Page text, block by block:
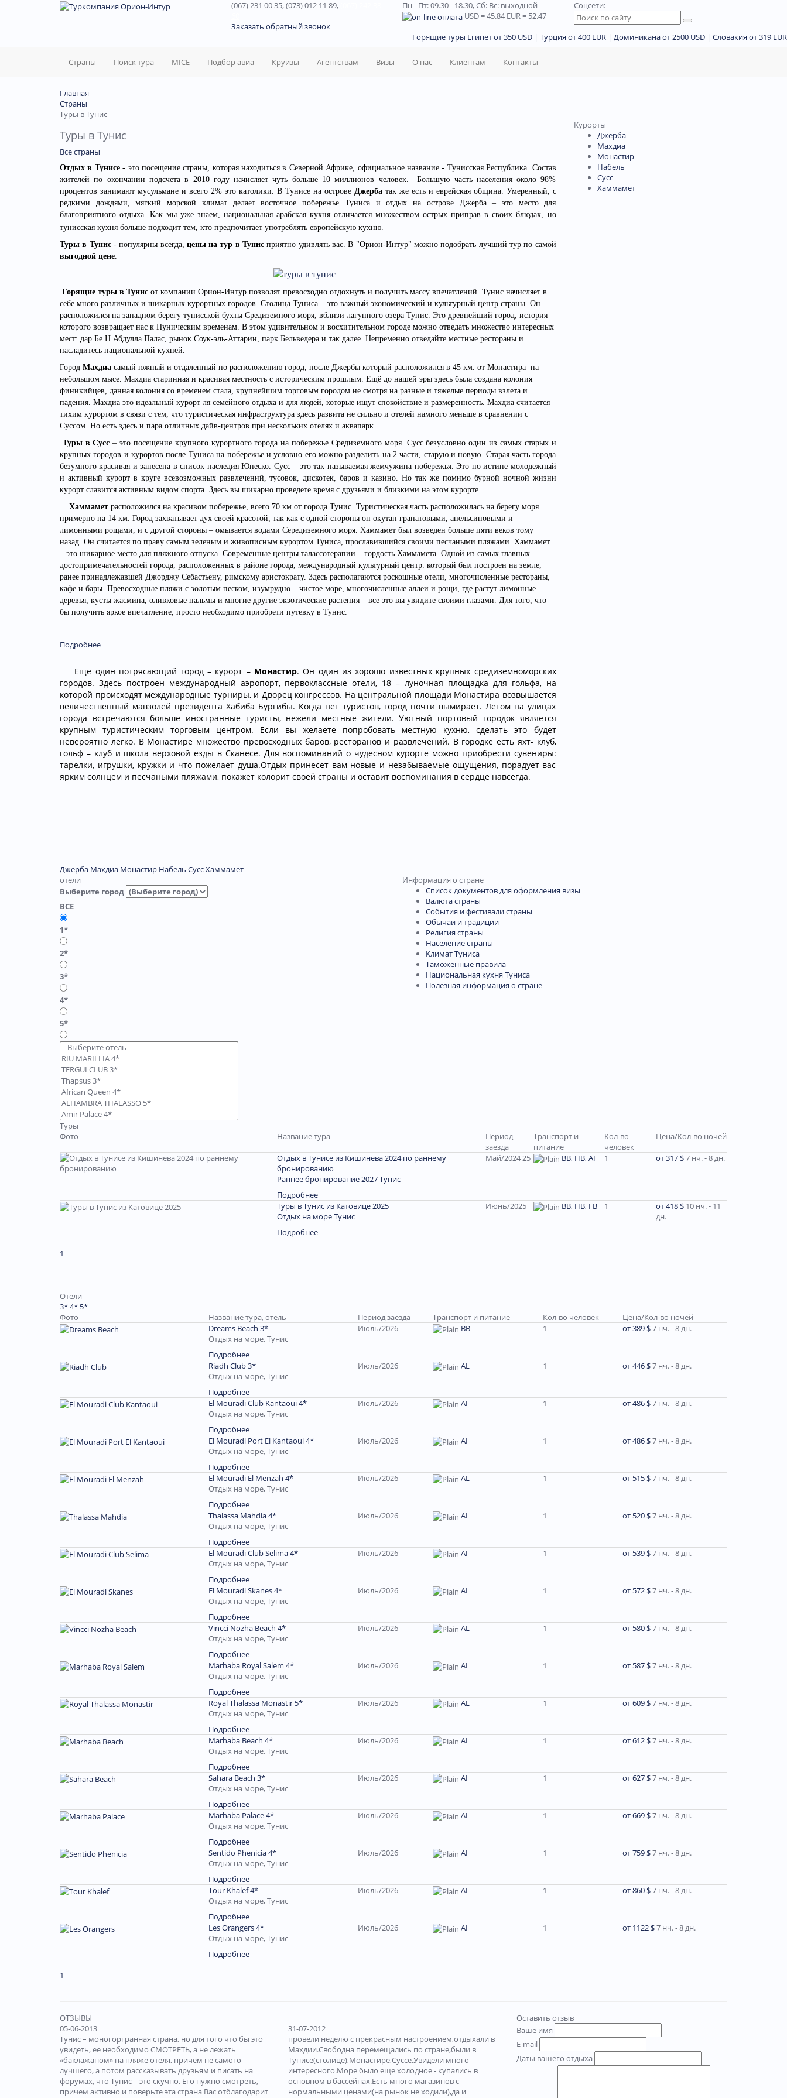
(067) 231 00 35, (073) 012 11 89,
Заказать обратный звонок
Пн - Пт: 09.30 - 18.30,Сб: Вс: выходной
USD= 45.84EUR= 52.47
Соцсети:
Горящие туры Египет от 350 USD | Турция от 400 EUR | Доминикана от 2500 USD | Словакия от 319 EUR
Страны Поиск тура MICE Подбор авиа Круизы Агентствам Визы О нас Клиентам Контакты
Главная
Страны
Туры в Тунис
Туры в Тунис
Все страны
Отдых в Тунисе- это посещение страны, которая находиться в Северной Африке, официальное название - Тунисская Республика. Состав
жителей по окончании подсчета в 2010 году начисляет чуть больше 10 миллионов человек. Большую часть населения около 98%
процентов занимают мусульмане и всего 2% это католики. В Тунисе на острове Джербатак же есть и еврейская община. Умеренный, с
редкими дождями, мягкий морской климат делает восточное побережье Туниса и отдых на острове Джерба – это место для
благоприятного отдыха. Как мы уже знаем, национальная арабская кухня отличается множеством острых приправ в своих блюдах, но
тунисская кухня больше подходит тем, кто предпочитает употреблять европейскую кухню.
Туры в Тунис- популярны всегда, цены на тур в Тунис приятно удивлять вас. В "Орион-Интур" можно подобрать лучший тур по самой
выгодной цене.
Горящие туры в Тунис от компании Орион-Интур позволят превосходно отдохнуть и получить массу впечатлений. Тунис начисляет в
себе много различных и шикарных курортных городов. Столица Туниса – это важный экономический и культурный центр страны. Он
расположился на западном берегу тунисской бухты Средиземного моря, вблизи лагунного озера Тунис. Это древнейший город, история
которого возвращает нас к Пуническим временам. В этом удивительном и восхитительном городе можно отведать множество интересных
мест: дар Бе Н Абдулла Палас, рынок Соук-эль-Аттарин, парк Бельведера и так далее. Непременно отведайте местные рестораны и
насладитесь национальной кухней.
Город Махдиа самый южный и отдаленный по расположению город, после Джербы который расположился в 45 км. от Монастира на
небольшом мысе. Махдиа старинная и красивая местность с историческим прошлым. Ещё до нашей эры здесь была создана колония
финикийцев, данная колония со временем стала, крупнейшим торговым городом не смотря на разные и тяжелые периоды взлета и
падения. Махдиа это идеальный курорт ля семейного отдыха и для людей, которые ищут спокойствие и размеренность. Махдиа считается
тихим курортом в связи с тем, что туристическая инфраструктура здесь развита не сильно и отелей намного меньше в сравнении с
Суссом. Но есть здесь и пара отличных дайв-центров при нескольких отелях и аквапарк.
Туры в Сусс – это посещение крупного курортного города на побережье Средиземного моря. Сусс безусловно один из самых старых и
крупных городов и курортов после Туниса на побережье и условно его можно разделить на 2 части, старую и новую. Старая часть города
безумного красивая и занесена в список наследия Юнеско. Сусс – это так называемая жемчужина побережья. Это по истине молодежный
и активный курорт в круге всевозможных развлечений, тусовок, дискотек, баров и казино. Но так же помимо бурной ночной жизни
курорт славится активным видом спорта. Здесь вы шикарно проведете время с друзьями и близкими на этом курорте.
Хаммамет расположился на красивом побережье, всего 70 км от города Тунис. Туристическая часть расположилась на берегу моря
примерно на 14 км. Город захватывает дух своей красотой, так как с одной стороны он окутан гранатовыми, апельсиновыми и
лимонными рощами, и с другой стороны – омывается водами Середиземного моря. Хаммамет был возведен больше пяти веков тому
назад. Он считается по праву самым зеленым и живописным курортом Туниса, прославившийся своими песчаными пляжами. Хаммамет
– это шикарное место для пляжного отпуска. Современные центры талассотерапии – гордость Хаммамета. Одной из самых главных
достопримечательностей города, расположенных в районе города, международный культурный центр. который был построен на земле,
ранее принадлежавшей Джорджу Себастьену, римскому аристократу. Здесь располагаются роскошные отели, многочисленные рестораны,
кафе и бары. Превосходные пляжи с золотым песком, изумрудно – чистое море, многочисленные аллеи и рощи, где растут лимонные
деревья, кусты жасмина, оливковые пальмы и многие другие экзотические растения – все это вы увидите своими глазами. Для того, что
бы получить яркое впечатление, просто необходимо приобрети путевку в Тунис.
Подробнее
Ещё один потрясающий город – курорт –Монастир. Он один из хорошо известных крупных средиземноморских
городов. Здесь построен международный аэропорт, первоклассные отели, 18 – луночная площадка для гольфа, на
которой происходят международные турниры, и Дворец конгрессов. На центральной площади Монастира возвышается
величественный мавзолей президента Хабиба Бургибы. Когда нет туристов, город почти вымирает. Летом на улицах
города встречаются больше иностранные туристы, нежели местные жители. Уютный портовый городок является
крупным туристическим торговым центром. Если вы желаете попробовать местную кухню, сделать это будет
невероятно легко. В Монастире множество превосходных баров, ресторанов и развлечений. В городке есть яхт- клуб,
гольф – клуб и школа верховой езды в Сканесе. Для воспоминаний о чудесном курорте можно приобрести сувениры:
тарелки, игрушки, кружки и что пожелает душа.Отдых принесет вам новые и незабываемые ощущения, порадует вас
ярким солнцем и песчаными пляжами, покажет колорит своей страны и оставит воспоминания в сердце навсегда.
Джерба Махдиа Монастир Набель СуссХаммамет
Курорты
Джерба
Махдиа
Монастир
Набель
Сусс
Хаммамет
отели
Выберите город
ВСЕ
1*
2*
3*
4*
5*
Информация о стране
Список документов для оформления визы
Валюта страны
События и фестивали страны
Обычаи и традиции
Религия страны
Население страны
Климат Туниса
Таможенные правила
Национальная кухня Туниса
Полезная информация о стране
Туры
Фото
Название тура
Период
заезда
Транспорт и
питание
Кол-во
человек
Цена/Кол-во ночей
Отдых в Тунисе из Кишинева 2024 по раннему
бронированию
Раннее бронирование 2027 Тунис
Подробнее
Май/2024 25 BB, HB, AI 1 от 317 $7 нч. - 8 дн.
Туры в Тунис из Катовице 2025
Отдых на море Тунис
Подробнее
Июнь/2025 ВВ, HB, FB 1 от 418 $ 10 нч. - 11
дн.
1
Отели
3*4* 5*
Фото
Название тура, отель Период заезда Транспорт и питание Кол-во человек
Цена/Кол-во ночей
Dreams Beach 3*
Отдых на море, Тунис
Подробнее
Июль/2026 ВВ 1 от 389 $7 нч. - 8 дн.
Riadh Club 3*
Отдых на море, Тунис
Подробнее
Июль/2026 AL 1 от 446 $7 нч. - 8 дн.
El Mouradi Club Kantaoui 4*
Отдых на море, Тунис
Подробнее
Июль/2026 AI 1 от 486 $7 нч. - 8 дн.
El Mouradi Port El Kantaoui 4*
Отдых на море, Тунис
Подробнее
Июль/2026 AI 1 от 486 $7 нч. - 8 дн.
El Mouradi El Menzah 4*
Отдых на море, Тунис
Подробнее
Июль/2026 AL 1 от 515 $7 нч. - 8 дн.
Thalassa Mahdia 4*
Отдых на море, Тунис
Подробнее
Июль/2026 AI 1 от 520 $7 нч. - 8 дн.
El Mouradi Club Selima 4*
Отдых на море, Тунис
Подробнее
Июль/2026 AI 1 от 539 $7 нч. - 8 дн.
El Mouradi Skanes 4*
Отдых на море, Тунис
Подробнее
Июль/2026 AI 1 от 572 $7 нч. - 8 дн.
Vincci Nozha Beach 4*
Отдых на море, Тунис
Подробнее
Июль/2026 AL 1 от 580 $7 нч. - 8 дн.
Marhaba Royal Salem 4*
Отдых на море, Тунис
Подробнее
Июль/2026 AI 1 от 587 $7 нч. - 8 дн.
Royal Thalassa Monastir 5*
Отдых на море, Тунис
Подробнее
Июль/2026 AL 1 от 609 $7 нч. - 8 дн.
Marhaba Beach 4*
Отдых на море, Тунис
Подробнее
Июль/2026 AI 1 от 612 $7 нч. - 8 дн.
Sahara Beach 3*
Отдых на море, Тунис
Подробнее
Июль/2026 AI 1 от 627 $7 нч. - 8 дн.
Marhaba Palace 4*
Отдых на море, Тунис
Подробнее
Июль/2026 AI 1 от 669 $7 нч. - 8 дн.
Sentido Phenicia 4*
Отдых на море, Тунис
Подробнее
Июль/2026 AI 1 от 759 $7 нч. - 8 дн.
Tour Khalef 4*
Отдых на море, Тунис
Подробнее
Июль/2026 AL 1 от 860 $7 нч. - 8 дн.
Les Orangers 4*
Отдых на море, Тунис
Подробнее
Июль/2026 AI 1 от 1122 $7 нч. - 8 дн.
1
ОТЗЫВЫ
05-06-2013
Тунис – моногоргранная страна, но для того что бы это
увидеть, ее необходимо СМОТРЕТЬ, а не лежать
«баклажаном» на пляже отеля, причем не самого
лучшего, а потом рассказывать друзьям и писать на
форумах, что Тунис – это скучно. Его нужно смотреть,
причем активно и поверьте эта страна Вас отблагодарит
31-07-2012
провели неделю с прекрасным настроением,отдыхали в
Махдии.Свободна перемещались по стране,были в
Тунисе(столице),Монастире,Суссе.Увидели много
интересного.Море было еще холодное - купались в
основном в бассейнах.Есть много магазинов с
нормальными ценами(на рынок не ходили),да и
Оставить отзыв
Ваше имя
E-mail
Даты вашего отдыха